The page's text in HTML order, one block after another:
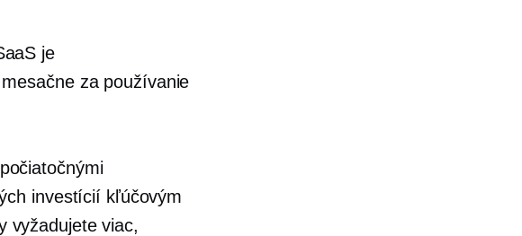
je
za používanie
investícií kľúčovým
vyžadujete viac,